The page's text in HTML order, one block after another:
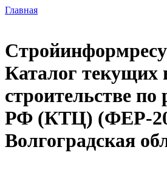
Главная
Каталог текущих
строительстве по
РФ (КТЦ) (ФЕР-
Волгоградская